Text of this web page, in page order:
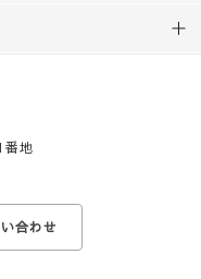
番地
合わせ